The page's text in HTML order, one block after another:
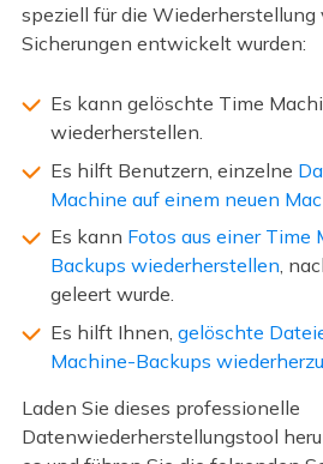
speziell für die
Sicherungen entwickelt wurden:
Es kann gelöschte Time
wiederherstellen.
Es hilft Benutzern, einzelne
Machine auf einem neuen
Es kann Fotos aus einer Time
Backups wiederherstellen,
geleert wurde.
Es hilft Ihnen, gelöschte
Machine-Backups
Laden Sie dieses professionelle
Datenwiederherstellungstool